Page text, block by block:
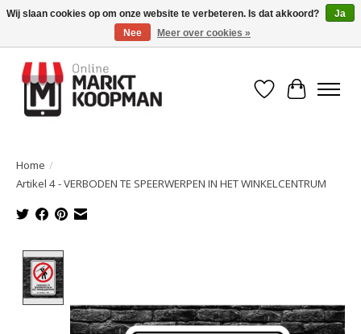
Voor 15:00 besteld, morgen in huis!
Verlanglijst
Home /
Artikel 4 - VERBODEN TE SPEERWERPEN IN HET WINKELCENTRUM
Wij slaan cookies op om onze website te verbeteren. Is dat akkoord?
Ja
Nee
Meer over cookies »